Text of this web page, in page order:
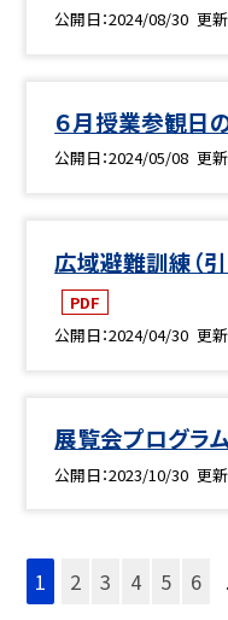
公開日 2024/08/30 更
６月授業参観日
公開日 2024/05/08 更
広域避難訓練（
PDF
公開日 2024/04/30 更
展覧会プログラ
公開日 2023/10/30 更
1 2 3 4 5 6